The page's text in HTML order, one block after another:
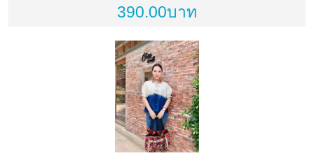
390.00บาท